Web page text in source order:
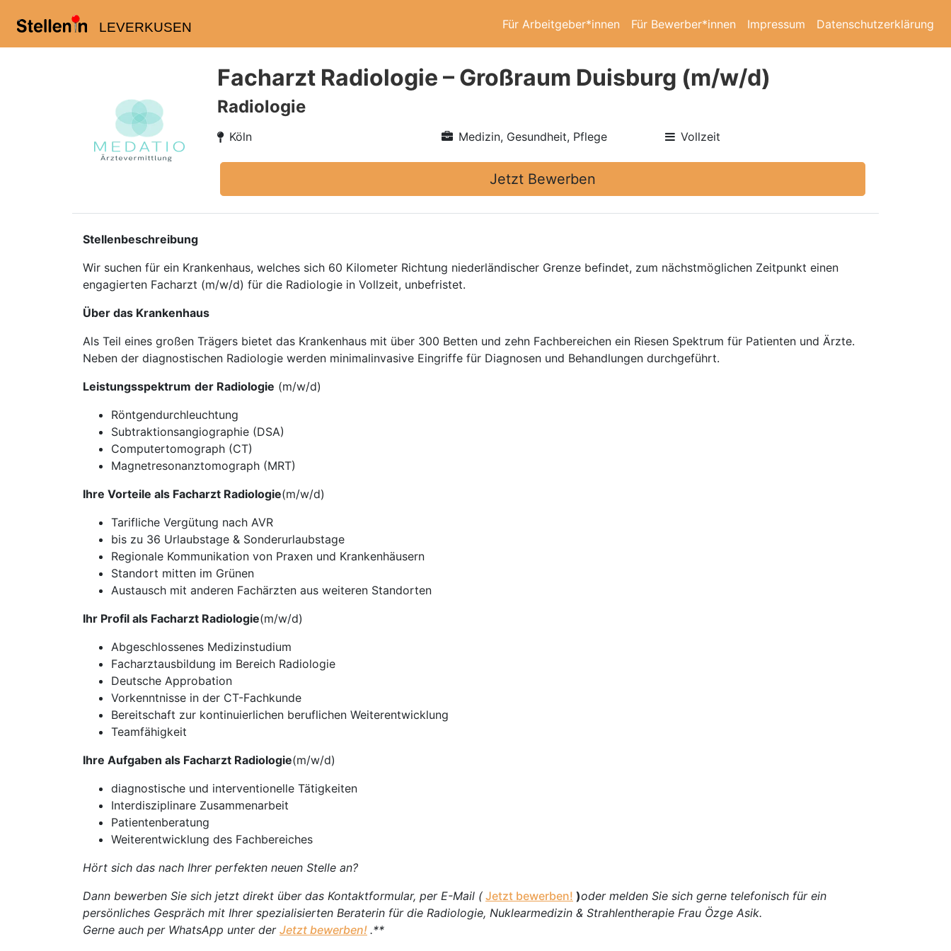
LEVERKUSEN Für Arbeitgeber*innen Für Bewerber*innen Impressum Datenschutzerklärung
Facharzt Radiologie – Großraum Duisburg (m/w/d)
Radiologie
Köln Medizin, Gesundheit, Pflege Vollzeit
Jetzt Bewerben
Stellenbeschreibung
Wir suchen für ein Krankenhaus, welches sich 60 Kilometer Richtung niederländischer Grenze befindet, zum nächstmöglichen Zeitpunkt einen
engagierten Facharzt (m/w/d) für die Radiologie in Vollzeit, unbefristet.
Über das Krankenhaus
Als Teil eines großen Trägers bietet das Krankenhaus mit über 300 Betten und zehn Fachbereichen ein Riesen Spektrum für Patienten und Ärzte.
Neben der diagnostischen Radiologie werden minimalinvasive Eingriffe für Diagnosen und Behandlungen durchgeführt.
Leistungsspektrum der Radiologie (m/w/d)
Röntgendurchleuchtung
Subtraktionsangiographie (DSA)
Computertomograph (CT)
Magnetresonanztomograph (MRT)
Ihre Vorteile als Facharzt Radiologie(m/w/d)
Tarifliche Vergütung nach AVR
bis zu 36 Urlaubstage & Sonderurlaubstage
Regionale Kommunikation von Praxen und Krankenhäusern
Standort mitten im Grünen
Austausch mit anderen Fachärzten aus weiteren Standorten
Ihr Profil als Facharzt Radiologie(m/w/d)
Abgeschlossenes Medizinstudium
Facharztausbildung im Bereich Radiologie
Deutsche Approbation
Vorkenntnisse in der CT-Fachkunde
Bereitschaft zur kontinuierlichen beruflichen Weiterentwicklung
Teamfähigkeit
Ihre Aufgaben als Facharzt Radiologie(m/w/d)
diagnostische und interventionelle Tätigkeiten
Interdisziplinare Zusammenarbeit
Patientenberatung
Weiterentwicklung des Fachbereiches
Hört sich das nach Ihrer perfekten neuen Stelle an?
Dann bewerben Sie sich jetzt direkt über das Kontaktformular, per E-Mail ( Jetzt bewerben! )oder melden Sie sich gerne telefonisch für ein
persönliches Gespräch mit Ihrer spezialisierten Beraterin für die Radiologie, Nuklearmedizin & Strahlentherapie Frau Özge Asik.
Gerne auch per WhatsApp unter der Jetzt bewerben! .**